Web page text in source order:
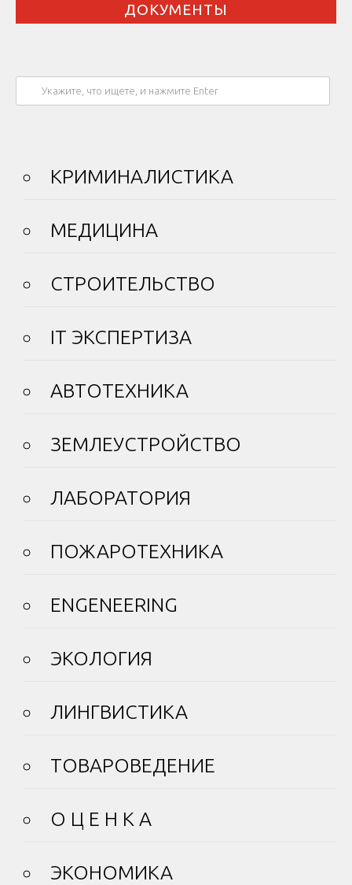
ДОКУМЕНТЫ
КРИМИНАЛИСТИКА
МЕДИЦИНА
СТРОИТЕЛЬСТВО
IT ЭКСПЕРТИЗА
АВТОТЕХНИКА
ЗЕМЛЕУСТРОЙСТВО
ЛАБОРАТОРИЯ
ПОЖАРОТЕХНИКА
ENGENEERING
ЭКОЛОГИЯ
ЛИНГВИСТИКА
ТОВАРОВЕДЕНИЕ
О Ц Е Н К А
ЭКОНОМИКА